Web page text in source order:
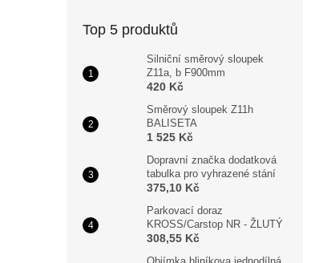
Top 5 produktů
Silniční směrový sloupek
Z11a, b F900mm
420 Kč
Směrový sloupek Z11h
BALISETA
1 525 Kč
Dopravní značka dodatková
tabulka pro vyhrazené stání
375,10 Kč
Parkovací doraz
KROSS/Carstop NR - ŽLUTÝ
308,55 Kč